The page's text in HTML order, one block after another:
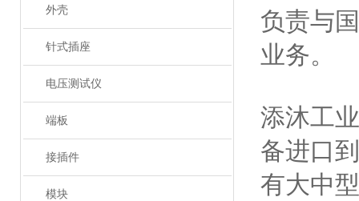
外壳
针式插座
电压测试仪
端板
接插件
模块
负责与
业务。
添沐工
备进口
有大中